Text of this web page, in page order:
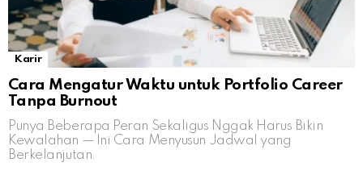
Karir
Cara Mengatur Waktu untuk Portfolio Career
Tanpa Burnout
Punya Beberapa Peran Sekaligus Nggak Harus Bikin
Kewalahan — Ini Cara Menyusun Jadwal yang
Berkelanjutan.